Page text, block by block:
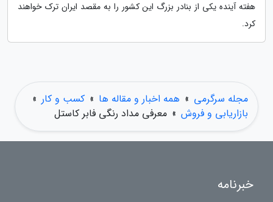
هفته آینده یکی از بنادر بزرگ این کشور را به مقصد ایران ترک خواهند
کرد.
مجله سرگرمی » همه اخبار و مقاله ها » کسب و کار »
بازاریابی و فروش » معرفی مداد رنگی فابر کاستل
خبرنامه